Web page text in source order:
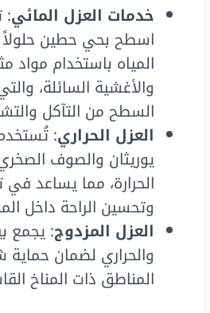
خدمات العزل المائي:
اسطح بحي حطين
المياه باستخدام مواد
والأغشية السائلة،
السطح من التآكل
العزل الحراري:
يوريثان والصوف
الحرارة، مما يساعد في
وتحسين الراحة داخل
العزل المزدوج: يجمع
والحراري لضمان
المناطق ذات المناخ